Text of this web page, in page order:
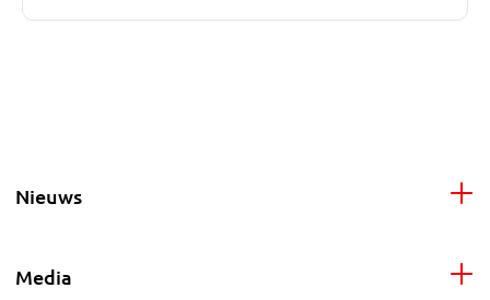
Nieuws
Media